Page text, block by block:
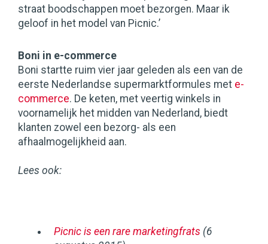
straat boodschappen moet bezorgen. Maar ik
geloof in het model van Picnic.’
Boni in e-commerce
Boni startte ruim vier jaar geleden als een van de
eerste Nederlandse supermarktformules met e-
commerce. De keten, met veertig winkels in
voornamelijk het midden van Nederland, biedt
klanten zowel een bezorg- als een
afhaalmogelijkheid aan.
Lees ook:
Picnic is een rare marketingfrats (6